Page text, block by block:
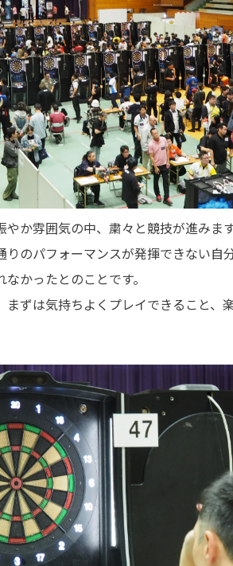
か雰囲気の中、粛々と競技が進みま
のパフォーマンスが発揮できない自
かったとのことです。
ずは気持ちよくプレイできること、